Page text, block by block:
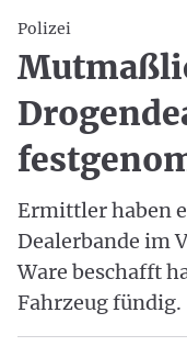
Polizei
Ermittler haben
Dealerbande im
Ware beschafft
Fahrzeug fündig.